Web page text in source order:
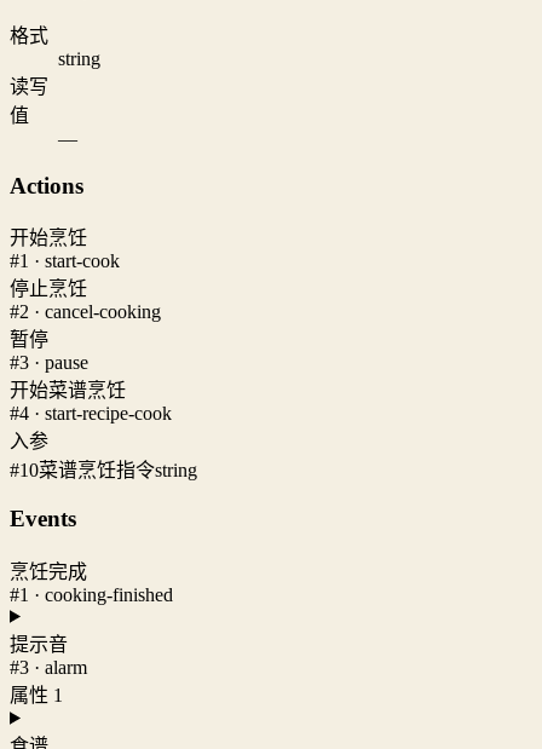
格式
string
读写
值
—
Actions
开始烹饪
#1 · start-cook
停止烹饪
#2 · cancel-cooking
暂停
#3 · pause
开始菜谱烹饪
#4 · start-recipe-cook
入参
#10菜谱烹饪指令string
Events
烹饪完成
#1 · cooking-finished
提示音
#3 · alarm
属性 1